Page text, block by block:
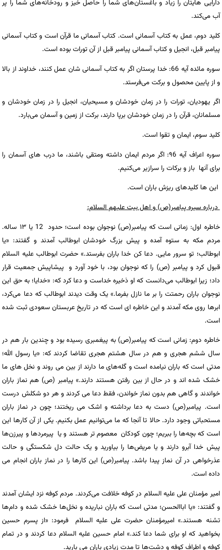
دارایی هایتان را زیاد و باغستان‌های شما را حاصل خیز و رودخانه‌های شما را پر
آب می‌کند.
کلید دوم، عمل به کتاب آسمانی است. کتاب آسمانی ما قرآن است و کتاب آسمانی
پیامبر قبل، انجیل و کتاب آسمانی پیامبر قبل از آن تورات بوده است.
سوره مائده آیه 66: خدا پرستان اگر به کتاب آسمانی شان عمل کنند، خداوند از بالا
و از پایین محصول و برکت می‌فرستد.
اگر یهودیان، تورات را در زمان خودشان و مسیحیان، انجیل را در زمان خودشان و
مسلمانان‌، قرآن را در زمان خودشان برپا دارند، برکت از زمین و آسمان می‌بارد.
کلید سوم، ایمان و تقوا است.
سوره اعراف آیه ۹6: اگر مردم ایمان داشته ومتقی باشند، ما درب های آسمان را
برای آنها باز و برکات‌ را سرازیر می‌کنیم.
این ها کلیدهای ریزش باران است.
درباره سیره پیامبر(ص) و اهل بیت علیهم السلام:
خاطره اول: زمانی است که پیامبر(ص) نوجوان بوده است؛ حدود 12 یا ۱۳ ساله.
مردم مکه به ستوه آمده و پیش بزرگ خودشان ابوطالب آمدند و گفتند: «یا
ابوطالب؛ تو سرور مایی. دعا کن خدا باران بفرستد.» حضرت ابوطالب علیه السلام
قبول کرد و پیامبر (ص) را که نوجوان بود، با خود آورد و پیشاپیش جمعیت قرار
داد؛ زیرا ابوطالب می‌دانست که او ذخیره خداست و دعا کرد که: «خدایا؛ به حق این
نوجوان باران رحمتت را بر ما نازل بفرما.» یک وقت دیدند ابوطالب که دعا می‌کرد،
ابرها روی مکه آمدند و این خاطره‌ ای است که در تاریخ عربستان سعودی ثبت شده
است.
خاطره دوم: زمانی است که پیامبر(ص) به پیغمبری رسیده بود و چندین بار هم در
سال ششم هجری و هم در سال هشتم هجری تقاضا کردند که: «یا رسول الله؛
مدتی است که باران نیامده است و گله‌های ما دارند از بین می روند و نخل های ما
خشک شده اند و در حال از بین رفتن هستند دارند.» پیامبر (ص) هم نماز باران
خواندند و گاهی هم بدون نماز خواندن، فقط دعا می کردند و هر دو شکلش درست
است. پیامبر(ص) دست به دعا برداشته و اشک می ریختند؛ چون در نماز باران
مستحباتی وجود دارد. حالا تا آنجا که ما می‌توانیم عمل بکنیم. یکی از آن کارها این
است که بچه‌ها را ببریم؛ چون کودکان معصوم تر هستند و یا پیرمردها و پیرزن‌ها
پیش خدا آبرو دارند و یا مریض‌ها را بیاورید و یک حالت دل شکستگی و حالت
عذرخواهی در آن نماز پیدا باشد. پیامبر(ص) این کارها را در نماز باران انجام می
داده است.
امیر مؤمنان علی علیه السلام در کوفه خلافت می‌کردند. مردم کوفه نزد ایشان آمدند
و گفتند: «یا اباالحسن؛ مدتی است که باران نباریده و نخل‌ها خشک شده و دام‌ها
تشنه هستند.» امیرمؤمنان حضرت علی علیه السلام فرمود: «از پسرم حسین
بخواهید که او برای شما دعا کند.» امام حسین علیه السلام دعا کردند و در تمام
کوفه و اطراف کوفه و دشت‌ها تا مدت زیادی باران می ‌بارید.